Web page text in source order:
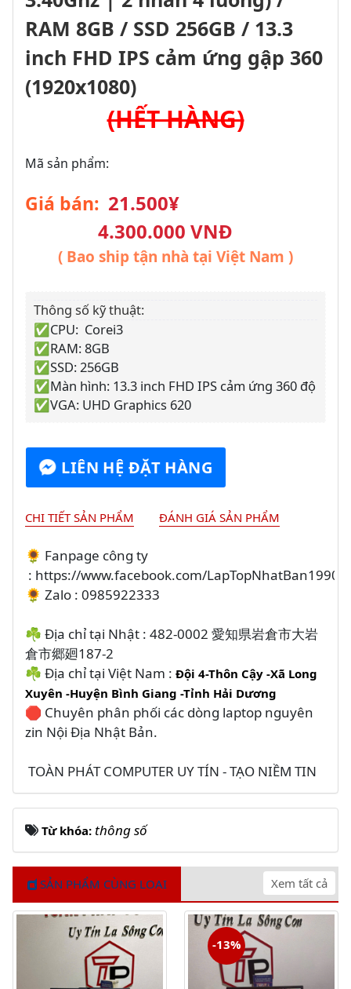
RAM 8GB / SSD 256GB / 13.3
inch FHD IPS cảm ứng gập 360
(1920x1080)
(HẾT HÀNG)
Mã sản phẩm:
Giá bán: 21.500¥
4.300.000 VNĐ
( Bao ship tận nhà tại Việt Nam )
Thông số kỹ thuật:
✅CPU: Corei3
✅RAM: 8GB
✅SSD: 256GB
✅Màn hình: 13.3 inch FHD IPS cảm ứng 360 độ
✅VGA: UHD Graphics 620
LIÊN HỆ ĐẶT HÀNG
CHI TIẾT SẢN PHẨM ĐÁNH GIÁ SẢN PHẨM
🌻 Fanpage công ty
: https://www.facebook.com/LapTopNhatBan1990
🌻 Zalo : 0985922333
☘️ Địa chỉ tại Nhật : 482-0002 愛知県岩倉市大岩
倉市郷廻187-2
☘️ Địa chỉ tại Việt Nam :Đội 4-Thôn Cậy -Xã Long
Xuyên -Huyện Bình Giang -Tỉnh Hải Dương
🛑 Chuyên phân phối các dòng laptop nguyên
zin Nội Địa Nhật Bản.
TOÀN PHÁT COMPUTER UY TÍN - TẠO NIỀM TIN
Từ khóa: thông số
SẢN PHẨM CÙNG LOẠI Xem tất cả
-13%